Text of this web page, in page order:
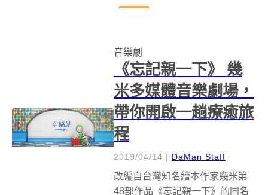
音樂劇
《忘記親一下》 幾
米多媒體音樂劇場，
帶你開啟一趟療癒旅
程
2019/04/14 | DaMan Staff
改編自台灣知名繪本作家幾米第
48部作品《忘記親一下》的同名